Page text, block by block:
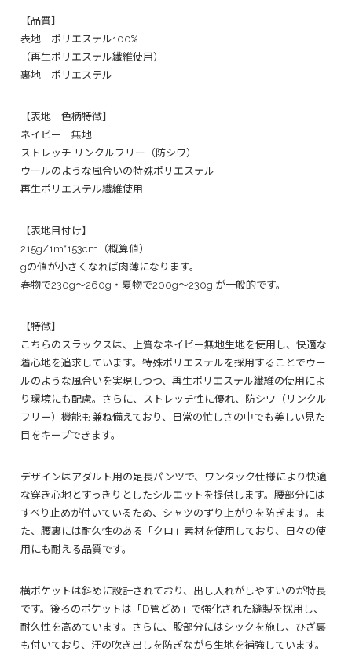
【品質】
表地 ポリエステル100%
（再生ポリエステル繊維使用）
裏地 ポリエステル
【表地 色柄特徴】
ネイビー 無地
ストレッチ リンクルフリー（防シワ）
ウールのような風合いの特殊ポリエステル
再生ポリエステル繊維使用
【表地目付け】
215g/1m*153cm（概算値）
gの値が小さくなれば肉薄になります。
春物で230g〜260g・夏物で200g〜230g が一般的です。
【特徴】
こちらのスラックスは、上質なネイビー無地生地を使用し、快適な
着心地を追求しています。特殊ポリエステルを採用することでウー
ルのような風合いを実現しつつ、再生ポリエステル繊維の使用によ
り環境にも配慮。さらに、ストレッチ性に優れ、防シワ（リンクル
フリー）機能も兼ね備えており、日常の忙しさの中でも美しい見た
目をキープできます。
デザインはアダルト用の足長パンツで、ワンタック仕様により快適
な穿き心地とすっきりとしたシルエットを提供します。腰部分には
すべり止めが付いているため、シャツのずり上がりを防ぎます。ま
た、腰裏には耐久性のある「クロ」素材を使用しており、日々の使
用にも耐える品質です。
横ポケットは斜めに設計されており、出し入れがしやすいのが特長
です。後ろのポケットは「D管どめ」で強化された縫製を採用し、
耐久性を高めています。さらに、股部分にはシックを施し、ひざ裏
も付いており、汗の吹き出しを防ぎながら生地を補強しています。